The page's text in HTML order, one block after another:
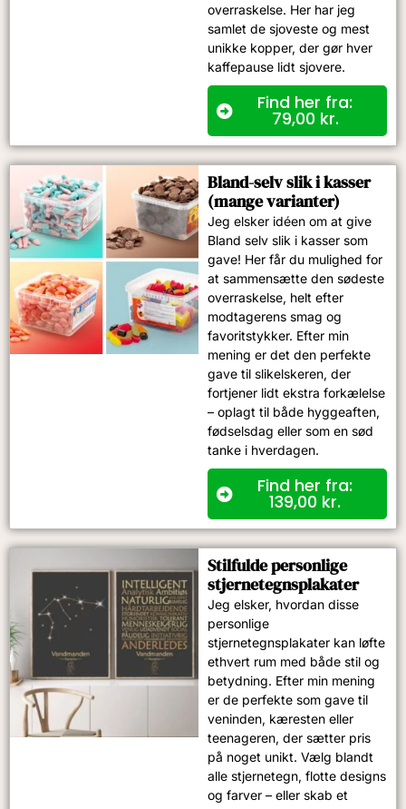
overraskelse. Her har jeg
samlet de sjoveste og mest
unikke kopper, der gør hver
kaffepause lidt sjovere.
Find her fra:
79,00 kr.
Bland-selv slik i kasser
(mange varianter)
Jeg elsker idéen om at give
Bland selv slik i kasser som
gave! Her får du mulighed for
at sammensætte den sødeste
overraskelse, helt efter
modtagerens smag og
favoritstykker. Efter min
mening er det den perfekte
gave til slikelskeren, der
fortjener lidt ekstra forkælelse
– oplagt til både hyggeaften,
fødselsdag eller som en sød
tanke i hverdagen.
Find her fra:
139,00 kr.
Stilfulde personlige
stjernetegnsplakater
Jeg elsker, hvordan disse
personlige
stjernetegnsplakater kan løfte
ethvert rum med både stil og
betydning. Efter min mening
er de perfekte som gave til
veninden, kæresten eller
teenageren, der sætter pris
på noget unikt. Vælg blandt
alle stjernetegn, flotte designs
og farver – eller skab et